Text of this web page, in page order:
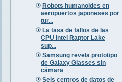
Robots humanoides en
aeropuertos japoneses por
tur...
La tasa de fallos de las
CPU Intel Raptor Lake
sup...
Samsung revela prototipo
de Galaxy Glasses sin
cámara
Seis centros de datos de